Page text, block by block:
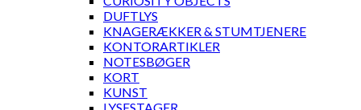
DUFTLYS
KNAGERÆKKER & STUMTJENERE
KONTORARTIKLER
NOTESBØGER
KORT
KUNST